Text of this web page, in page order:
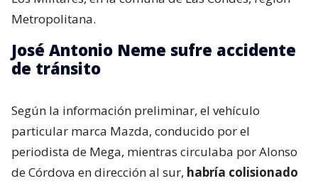
Metropolitana.
José Antonio Neme sufre accidente
de tránsito
Según la información preliminar, el vehículo
particular marca Mazda, conducido por el
periodista de Mega, mientras circulaba por Alonso
de Córdova en dirección al sur, habría colisionado